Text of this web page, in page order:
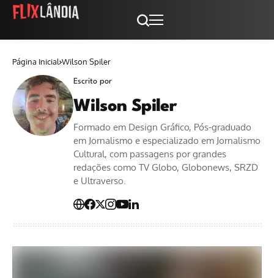
Página Inicial Wilson Spiler
Escrito por
Wilson Spiler
Formado em Design Gráfico, Pós-graduado
em Jornalismo e especializado em Jornalismo
Cultural, com passagens por grandes
redações como TV Globo, Globonews, SRZD
e Ultraverso.